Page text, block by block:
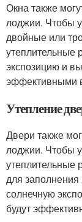
Окна также
лоджии. Чтобы
двойные или
утеплительные
экспозицию и
эффективными
Утепление
Двери также
лоджии. Чтобы
утеплительные
для
солнечную
будут